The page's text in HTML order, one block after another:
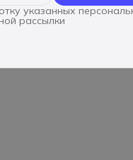
указанных
рассылки